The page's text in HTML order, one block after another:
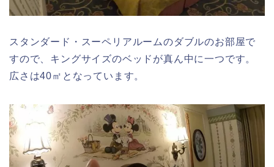
スタンダード・スーペリアルームのダブルのお部屋で
すので、キングサイズのベッドが真ん中に一つです。
広さは40㎡となっています。